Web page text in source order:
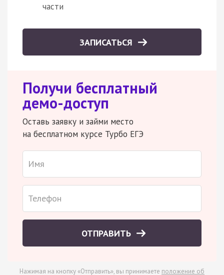
части
ЗАПИСАТЬСЯ
Получи бесплатный
демо-доступ
Оставь заявку и займи место
на бесплатном курсе Турбо ЕГЭ
ОТПРАВИТЬ
Нажимая на кнопку «Отправить», вы принимаете положение об